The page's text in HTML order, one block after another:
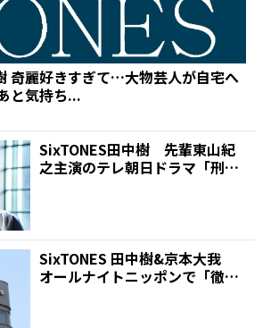
奇麗好きすぎて…大物芸人が自宅へ
と気持ち...
SixTONES田中樹 先輩東山紀
之主演のテレ朝日ドラマ「刑事
SixTONES 田中樹&京本大我
オールナイトニッポンで「徹子